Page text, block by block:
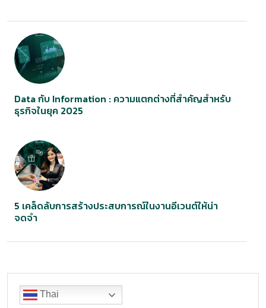
Data กับ Information : ความแตกต่างที่สำคัญสำหรับ
ธุรกิจในยุค 2025
5 เคล็ดลับการสร้างประสบการณ์ในงานอีเวนต์ให้น่า
จดจำ
Thai